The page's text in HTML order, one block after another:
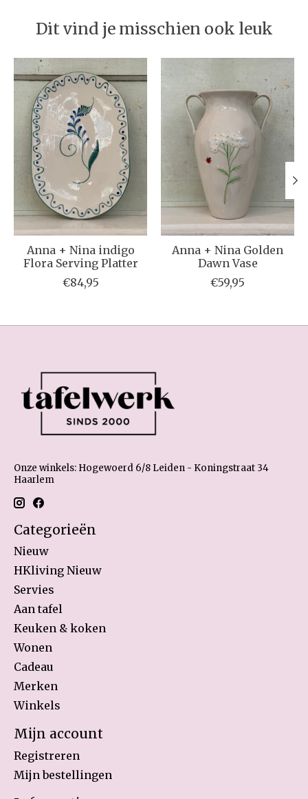
Dit vind je misschien ook leuk
Items van productcarrousel
Anna + Nina indigo
Flora Serving Platter
€84,95
Anna + Nina Golden
Dawn Vase
€59,95
Onze winkels: Hogewoerd 6/8 Leiden - Koningstraat 34
Haarlem
Categorieën
Nieuw
HKliving Nieuw
Servies
Aan tafel
Keuken & koken
Wonen
Cadeau
Merken
Winkels
Mijn account
Registreren
Mijn bestellingen